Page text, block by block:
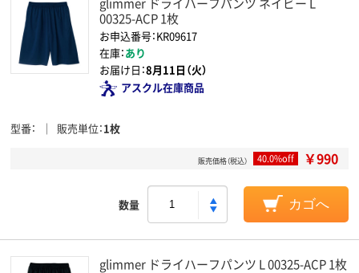
00325-ACP 1枚
お申込番号：KR09617
在庫：あり
お届け日：8月11日（火）
アスクル在庫商品
型番 販売単位 1枚
販売価格（税込） 40.0%off ￥990
数量 カゴへ
glimmer ドライハーフパンツ L 00325-ACP 1枚